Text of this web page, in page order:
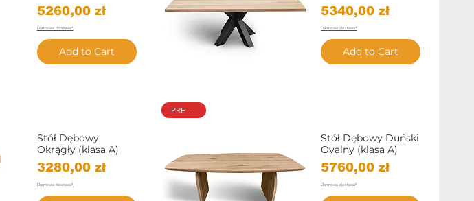
Price
5260,00 zł
Darmowa dostawa*
Add to Cart
Price
5340,00 zł
Darmowa dostawa*
Add to Cart
Stół Dębowy
Okrągły (klasa A)
Price
3280,00 zł
Darmowa dostawa*
PREMIUM
Stół Dębowy Duński
Ovalny (klasa A)
Price
5760,00 zł
Darmowa dostawa*